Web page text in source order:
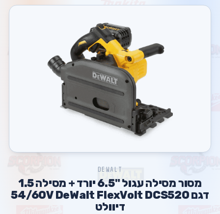
DEWALT
מסור מסילה עגול "6.5 יורד + מסילה 1.5
דגם 54/60V DeWalt FlexVolt DCS520
דיוולט